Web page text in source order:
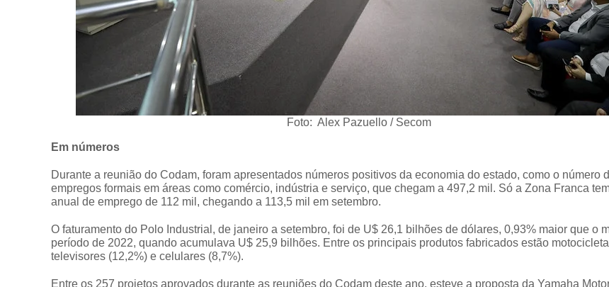
Foto: Alex Pazuello / Secom
Em números
Durante a reunião do Codam, foram apresentados números positivos da economia do estado, como o número
empregos formais em áreas como comércio, indústria e serviço, que chegam a 497,2 mil. Só a Zona Franca
anual de emprego de 112 mil, chegando a 113,5 mil em setembro.
O faturamento do Polo Industrial, de janeiro a setembro, foi de U$ 26,1 bilhões de dólares, 0,93% maior que o
período de 2022, quando acumulava U$ 25,9 bilhões. Entre os principais produtos fabricados estão
televisores (12,2%) e celulares (8,7%).
Entre os 257 projetos aprovados durante as reuniões do Codam deste ano, esteve a proposta da Yamaha